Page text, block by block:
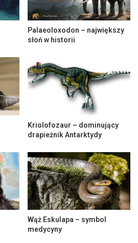
Palaeoloxodon – największy
słoń w historii
Kriolofozaur – dominujący
drapieżnik Antarktydy
Wąż Eskulapa – symbol
medycyny